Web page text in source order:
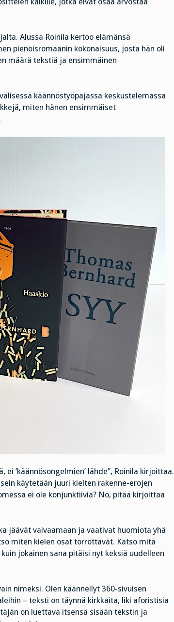
Alussa Roinila kertoo elämänsä
pienoisromaanin kokonaisuus, josta hän oli
määrä tekstiä ja ensimmäinen
käännöstyöpajassa keskustelemassa
miten hänen ensimmäiset
’käännösongelmien’ lähde”, Roinila kirjoittaa.
käytetään juuri kielten rakenne-erojen
ei ole konjunktiivia? No, pitää kirjoittaa
jäävät vaivaamaan ja vaativat huomiota yhä
miten kielen osat törröttävät. Katso mitä
jokainen sana pitäisi nyt keksiä uudelleen
nimeksi. Olen käännellyt 360-sivuisen
– teksti on täynnä kirkkaita, liki aforistisia
on luettava itsensä sisään tekstin ja